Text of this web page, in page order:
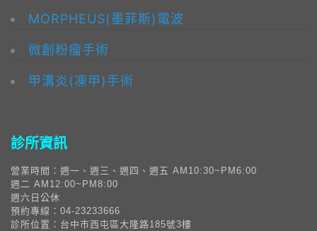
MORPHEUS(墨菲斯)電波
微創粉瘤手術
甲溝炎(凍甲)手術
診所資訊
營業時間：週一、週三、週四、週五 AM10:30~PM6:00
週二 AM12:00~PM8:00
週六日公休
預約專線：04-23233666
診所位置：台中市西屯區大隆路185號3樓